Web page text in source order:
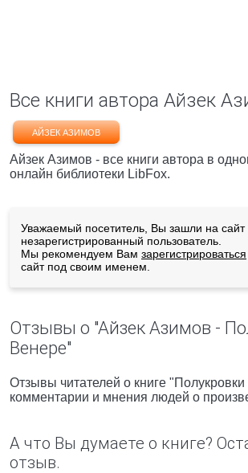
Все книги автора Айзек
АЙЗЕК АЗИМОВ
Айзек Азимов - все книги автора в
онлайн библиотеки LibFox.
Уважаемый посетитель, Вы зашли на сайт
незарегистрированный пользователь.
Мы рекомендуем Вам зарегистрироваться
сайт под своим именем.
Отзывы о "Айзек Азимов -
Венере"
Отзывы читателей о книге
комментарии и мнения людей о
А что Вы думаете о книге?
отзыв.